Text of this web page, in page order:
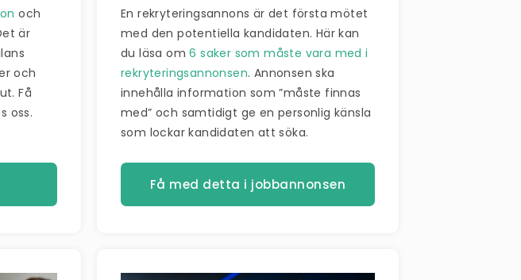
och
är
och
Få
oss.
En rekryteringsannons är det första mötet
med den potentiella kandidaten. Här kan
du läsa om6 saker som måste vara med i
rekryteringsannonsen. Annonsen ska
innehålla information som ”måste finnas
med” och samtidigt ge en personlig känsla
som lockar kandidaten att söka.
Få med detta i jobbannonsen